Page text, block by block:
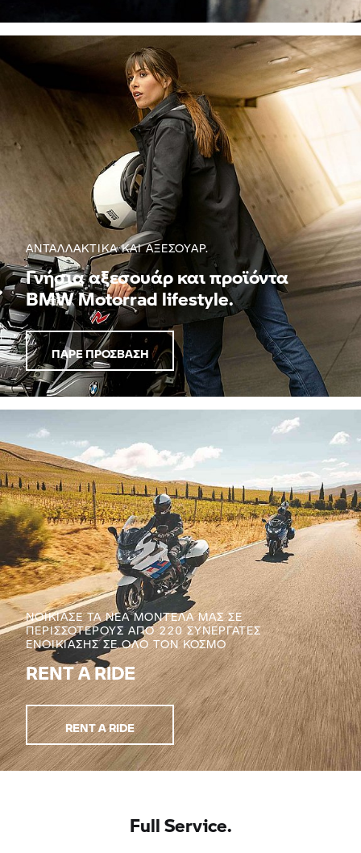
ΑΝΤΑΛΛΑΚΤΙΚΑ ΚΑΙ ΑΞΕΣΟΥΑΡ.
Γνήσια αξεσουάρ και προϊόντα
BMW Motorrad lifestyle.
ΠΆΡΕ ΠΡΌΣΒΑΣΗ
ΝΟΙΚΙΑΣΕ ΤΑ ΝΕΑ ΜΟΝΤΕΛΑ ΜΑΣ ΣΕ
ΠΕΡΙΣΣΟΤΕΡΟΥΣ ΑΠΟ 220 ΣΥΝΕΡΓΑΤΕΣ
ΕΝΟΙΚΙΑΣΗΣ ΣΕ ΟΛΟ ΤΟΝ ΚΟΣΜΟ
RENT A RIDE
RENT A RIDE
Full Service.